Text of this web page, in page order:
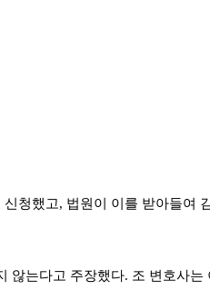
청했고, 법원이 이를 받아들여
않는다고 주장했다. 조 변호사